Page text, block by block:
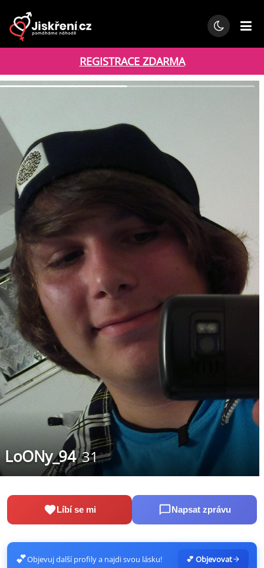
REGISTRACE ZDARMA
LoONy_94 31
Líbí se mi Napsat zprávu
💕Objevuj další profily a najdi svou lásku! 💕 Objevovat